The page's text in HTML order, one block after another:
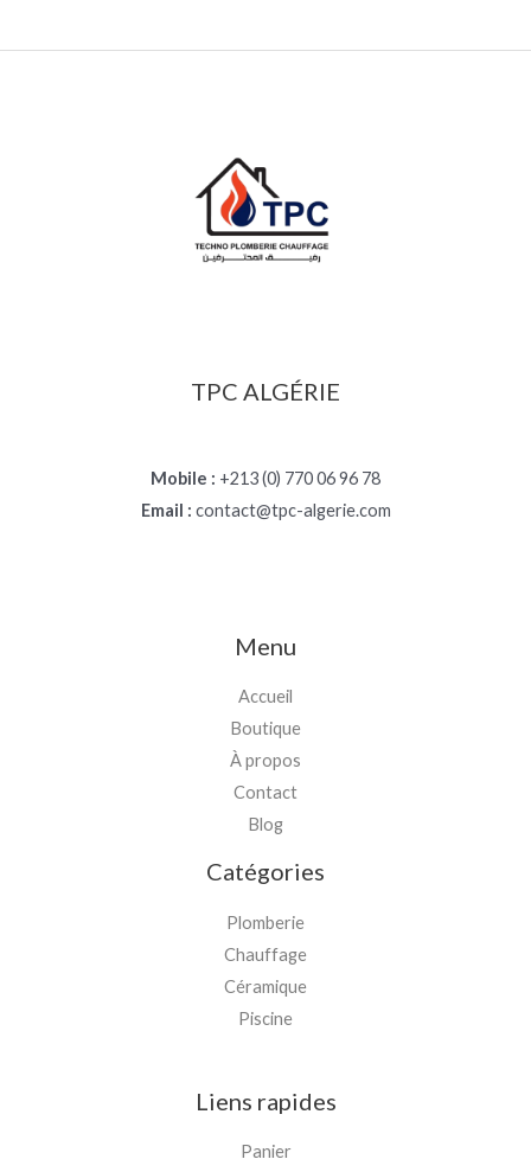
TPC ALGÉRIE
Mobile : +213 (0) 770 06 96 78
Email : contact@tpc-algerie.com
Menu
Accueil
Boutique
À propos
Contact
Blog
Catégories
Plomberie
Chauffage
Céramique
Piscine
Liens rapides
Panier